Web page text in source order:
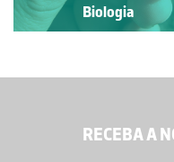
Biologia
Biologia
RECEBA A